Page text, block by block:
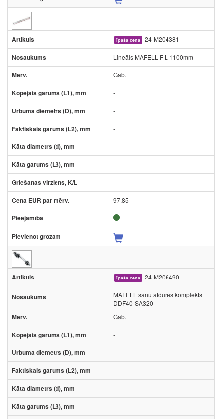
īpaša cena 24-M204381
Lineāls MAFELL F L-1100mm
Gab.
-
-
-
-
-
-
97.85
īpaša cena 24-M206490
MAFELL sānu atdures komplekts
DDF40-SA320
Gab.
-
-
-
-
-